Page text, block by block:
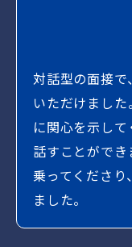
対話型の面接
いただけまし
に関心を示し
話すことがで
乗ってくださり
ました。